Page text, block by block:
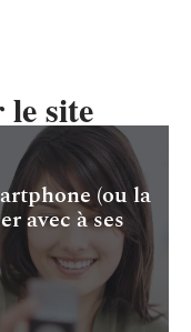
site
(ou la
avec à ses